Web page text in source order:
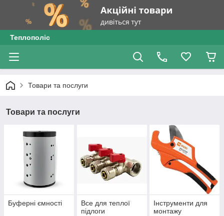
Теплополіс
Товари та послуги
Товари та послуги
Буферні ємності
Все для теплої
підлоги
Інструменти для
монтажу